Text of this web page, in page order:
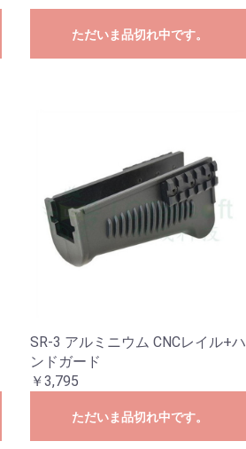
ただいま品切れ中です。
SR-3 アルミニウム CNCレイル+ハ
ンドガード
￥3,795
ただいま品切れ中です。